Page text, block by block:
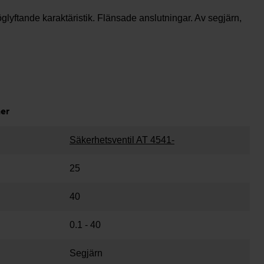
karaktäristik. Flänsade anslutningar. Av segjärn,
Säkerhetsventil AT 4541-
25
40
0.1 - 40
Segjärn